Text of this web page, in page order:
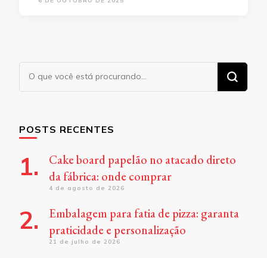
Procurando
algo?
POSTS RECENTES
Cake board papelão no atacado direto
da fábrica: onde comprar
4 de agosto de 2026
Embalagem para fatia de pizza: garanta
praticidade e personalização
21 de julho de 2026